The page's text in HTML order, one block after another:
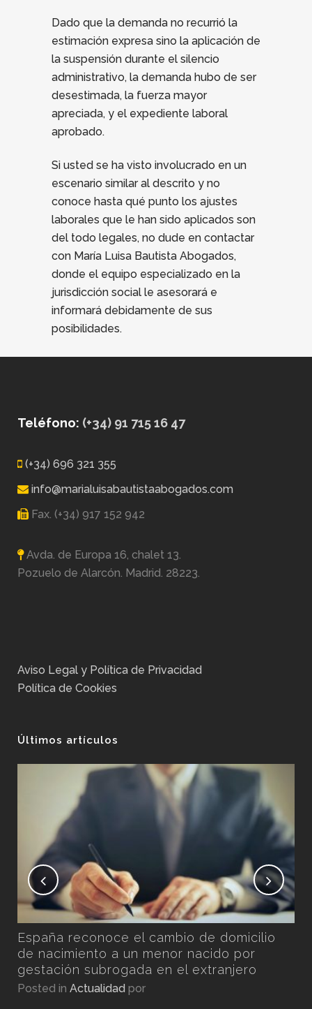
Dado que la demanda no recurrió la
estimación expresa sino la aplicación de
la suspensión durante el silencio
administrativo, la demanda hubo de ser
desestimada, la fuerza mayor
apreciada, y el expediente laboral
aprobado.
Si usted se ha visto involucrado en un
escenario similar al descrito y no
conoce hasta qué punto los ajustes
laborales que le han sido aplicados son
del todo legales, no dude en contactar
con María Luisa Bautista Abogados,
donde el equipo especializado en la
jurisdicción social le asesorará e
informará debidamente de sus
posibilidades.
Teléfono: (+34) 91 715 16 47
(+34) 696 321 355
info@marialuisabautistaabogados.com
Fax. (+34) 917 152 942
Avda. de Europa 16, chalet 13.
Pozuelo de Alarcón. Madrid. 28223.
Aviso Legal y Política de Privacidad
Política de Cookies
Últimos artículos
España reconoce el cambio de domicilio
de nacimiento a un menor nacido por
gestación subrogada en el extranjero
Posted in Actualidad por